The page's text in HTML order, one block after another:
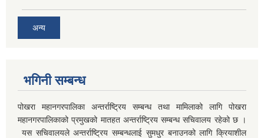
अन्य
भगिनी सम्बन्ध
पोखरा महानगरपालिका अन्तर्राष्ट्रिय सम्बन्ध तथा मामिलाको लागि पोखरा
महानगरपालिकाको प्रमुखको मातहत अन्तर्राष्ट्रिय सम्बन्ध सचिवालय रहेको छ ।
यस सचिवालयले अन्तर्राष्ट्रिय सम्बन्धलाई सुमधुर बनाउनको लागि क्रियाशील